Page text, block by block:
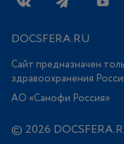
DOCSFERA.RU
Сайт предназначен
здравоохранения
АО «Санофи Россия»
© 2026